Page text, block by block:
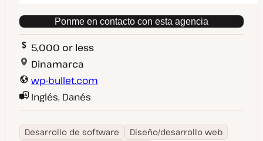
Ponme en contacto con esta agencia
5,000 or less
Dinamarca
wp-bullet.com
Inglés, Danés
Desarrollo de software
Diseño/desarrollo web